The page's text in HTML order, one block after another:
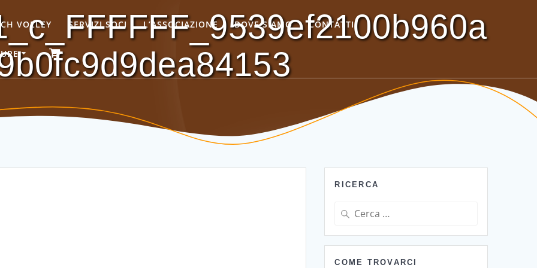
VOLLEY SERVIZI SOCI L’ASSOCIAZIONE DOVE SIAMO CONTATTI
RICERCA
Ricerca
COME TROVARCI